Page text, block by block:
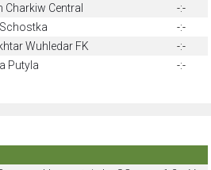
Charkiw Central
-:-
-:-
Wuhledar FK
-:-
Putyla -:-